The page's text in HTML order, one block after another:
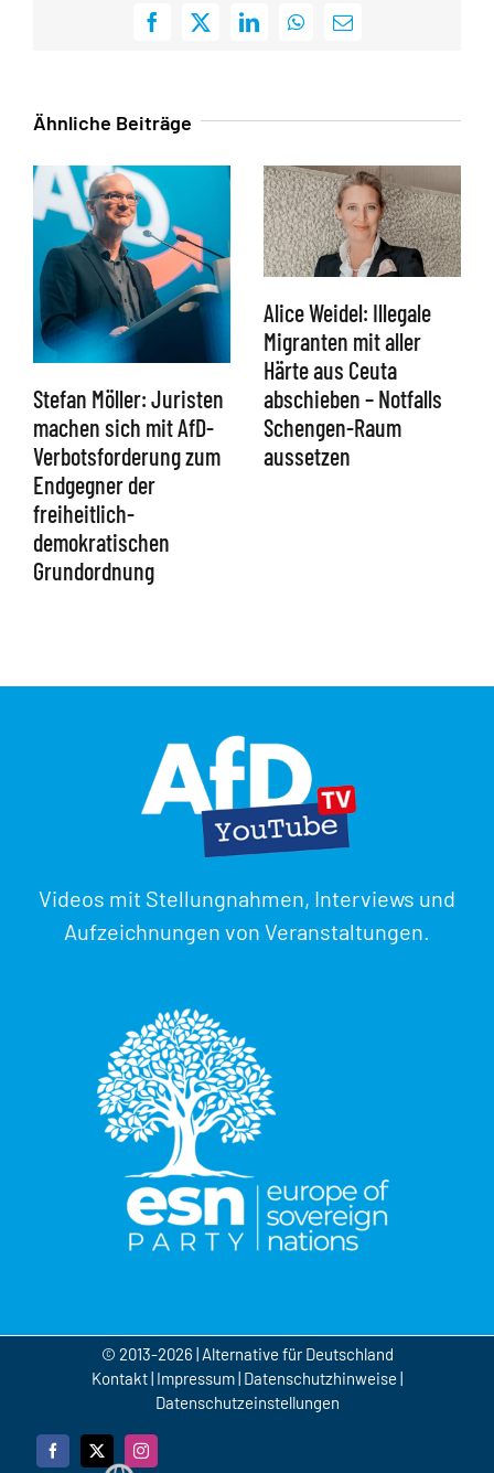
Facebook
X LinkedInWhatsApp
E-
Ähnliche Beiträge
Stefan Möller: Juristen
machen sich mit AfD-
Verbotsforderung zum
Endgegner der
freiheitlich-
demokratischen
Grundordnung
Alice Weidel: Illegale
Migranten mit aller
Härte aus Ceuta
abschieben – Notfalls
Schengen-Raum
aussetzen
Videos mit Stellungnahmen, Interviews und
Aufzeichnungen von Veranstaltungen.
© 2013-2026 | Alternative für Deutschland
Kontakt| Impressum| Datenschutzhinweise |
Datenschutzeinstellungen
Facebook
X Instagram